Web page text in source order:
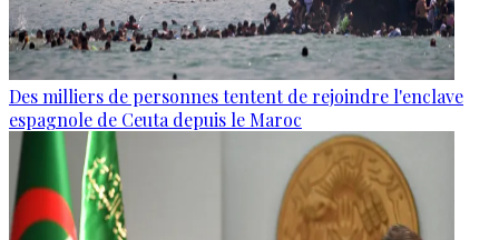
Des milliers de personnes tentent de rejoindre l'enclave
espagnole de Ceuta depuis le Maroc